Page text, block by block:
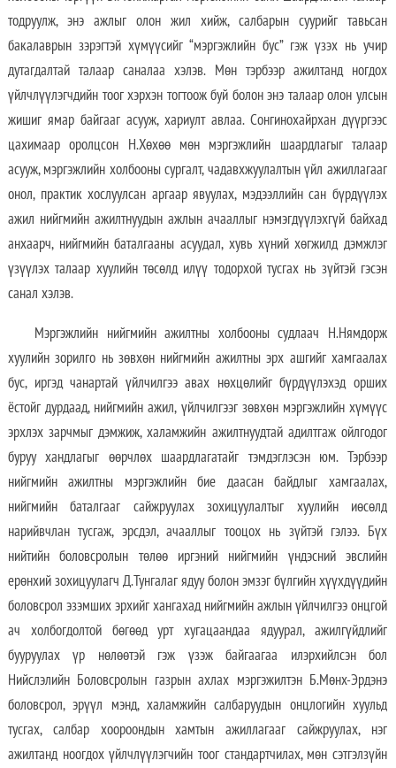
тодруулж, энэ ажлыг олон жил хийж, салбарын суурийг тавьсан
бакалаврын зэрэгтэй хүмүүсийг “мэргэжлийн бус” гэж үзэх нь учир
дутагдалтай талаар саналаа хэлэв. Мөн тэрбээр ажилтанд ногдох
үйлчлүүлэгчдийн тоог хэрхэн тогтоож буй болон энэ талаар олон улсын
жишиг ямар байгааг асууж, хариулт авлаа. Сонгинохайрхан дүүргээс
цахимаар оролцсон Н.Хөхөө мөн мэргэжлийн шаардлагыг талаар
асууж, мэргэжлийн холбооны сургалт, чадавхжуулалтын үйл ажиллагааг
онол, практик хослуулсан аргаар явуулах, мэдээллийн сан бүрдүүлэх
ажил нийгмийн ажилтнуудын ажлын ачааллыг нэмэгдүүлэхгүй байхад
анхаарч, нийгмийн баталгааны асуудал, хувь хүний хөгжилд дэмжлэг
үзүүлэх талаар хуулийн төсөлд илүү тодорхой тусгах нь зүйтэй гэсэн
санал хэлэв.
Мэргэжлийн нийгмийн ажилтны холбооны судлаач Н.Нямдорж
хуулийн зорилго нь зөвхөн нийгмийн ажилтны эрх ашгийг хамгаалах
бус, иргэд чанартай үйлчилгээ авах нөхцөлийг бүрдүүлэхэд орших
ёстойг дурдаад, нийгмийн ажил, үйлчилгээг зөвхөн мэргэжлийн хүмүүс
эрхлэх зарчмыг дэмжиж, халамжийн ажилтнуудтай адилтгаж ойлгодог
буруу хандлагыг өөрчлөх шаардлагатайг тэмдэглэсэн юм. Тэрбээр
нийгмийн ажилтны мэргэжлийн бие даасан байдлыг хамгаалах,
нийгмийн баталгааг сайжруулах зохицуулалтыг хуулийн иөсөлд
нарийвчлан тусгаж, эрсдэл, ачааллыг тооцох нь зүйтэй гэлээ. Бүх
нийтийн боловсролын төлөө иргэний нийгмийн үндэсний эвслийн
ерөнхий зохицуулагч Д.Тунгалаг ядуу болон эмзэг бүлгийн хүүхдүүдийн
боловсрол эзэмших эрхийг хангахад нийгмийн ажлын үйлчилгээ онцгой
ач холбогдолтой бөгөөд урт хугацаандаа ядуурал, ажилгүйдлийг
бууруулах үр нөлөөтэй гэж үзэж байгаагаа илэрхийлсэн бол
Нийслэлийн Боловсролын газрын ахлах мэргэжилтэн Б.Мөнх-Эрдэнэ
боловсрол, эрүүл мэнд, халамжийн салбаруудын онцлогийн хуульд
тусгах, салбар хоороондын хамтын ажиллагааг сайжруулах, нэг
ажилтанд ноогдох үйлчлүүлэгчийн тоог стандартчилах, мөн сэтгэлзүйн